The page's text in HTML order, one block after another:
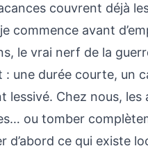
couvrent déjà
commence avant
le vrai nerf de la
une durée courte, un
lessivé. Chez nous,
ou tomber
d’abord ce qui existe